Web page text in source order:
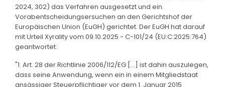
2024, 302) das Verfahren ausgesetzt und ein
Vorabentscheidungsersuchen an den Gerichtshof der
Europäischen Union (EuGH) gerichtet. Der EuGH hat darauf
mit Urteil Xyrality vom 09.10.2025 - C-101/24 (EU:C:2025:764)
geantwortet:
"1. Art. 28 der Richtlinie 2006/112/EG [...] ist dahin auszulegen,
dass seine Anwendung, wenn ein in einem Mitgliedstaat
ansässiger Steuerpflichtiger vor dem 1. Januar 2015